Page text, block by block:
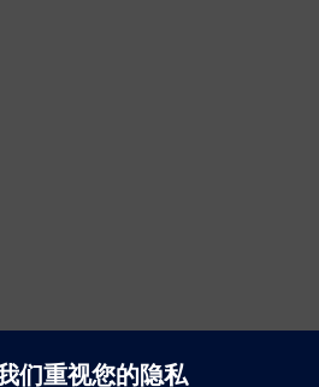
和优化任务。轻松监控结果和